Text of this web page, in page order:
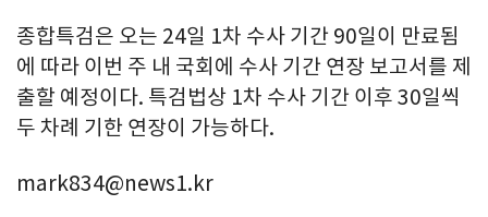
종합특검은 오는 24일 1차 수사 기간 90일이 만료됨
에 따라 이번 주 내 국회에 수사 기간 연장 보고서를 제
출할 예정이다. 특검법상 1차 수사 기간 이후 30일씩
두 차례 기한 연장이 가능하다.
mark834@news1.kr